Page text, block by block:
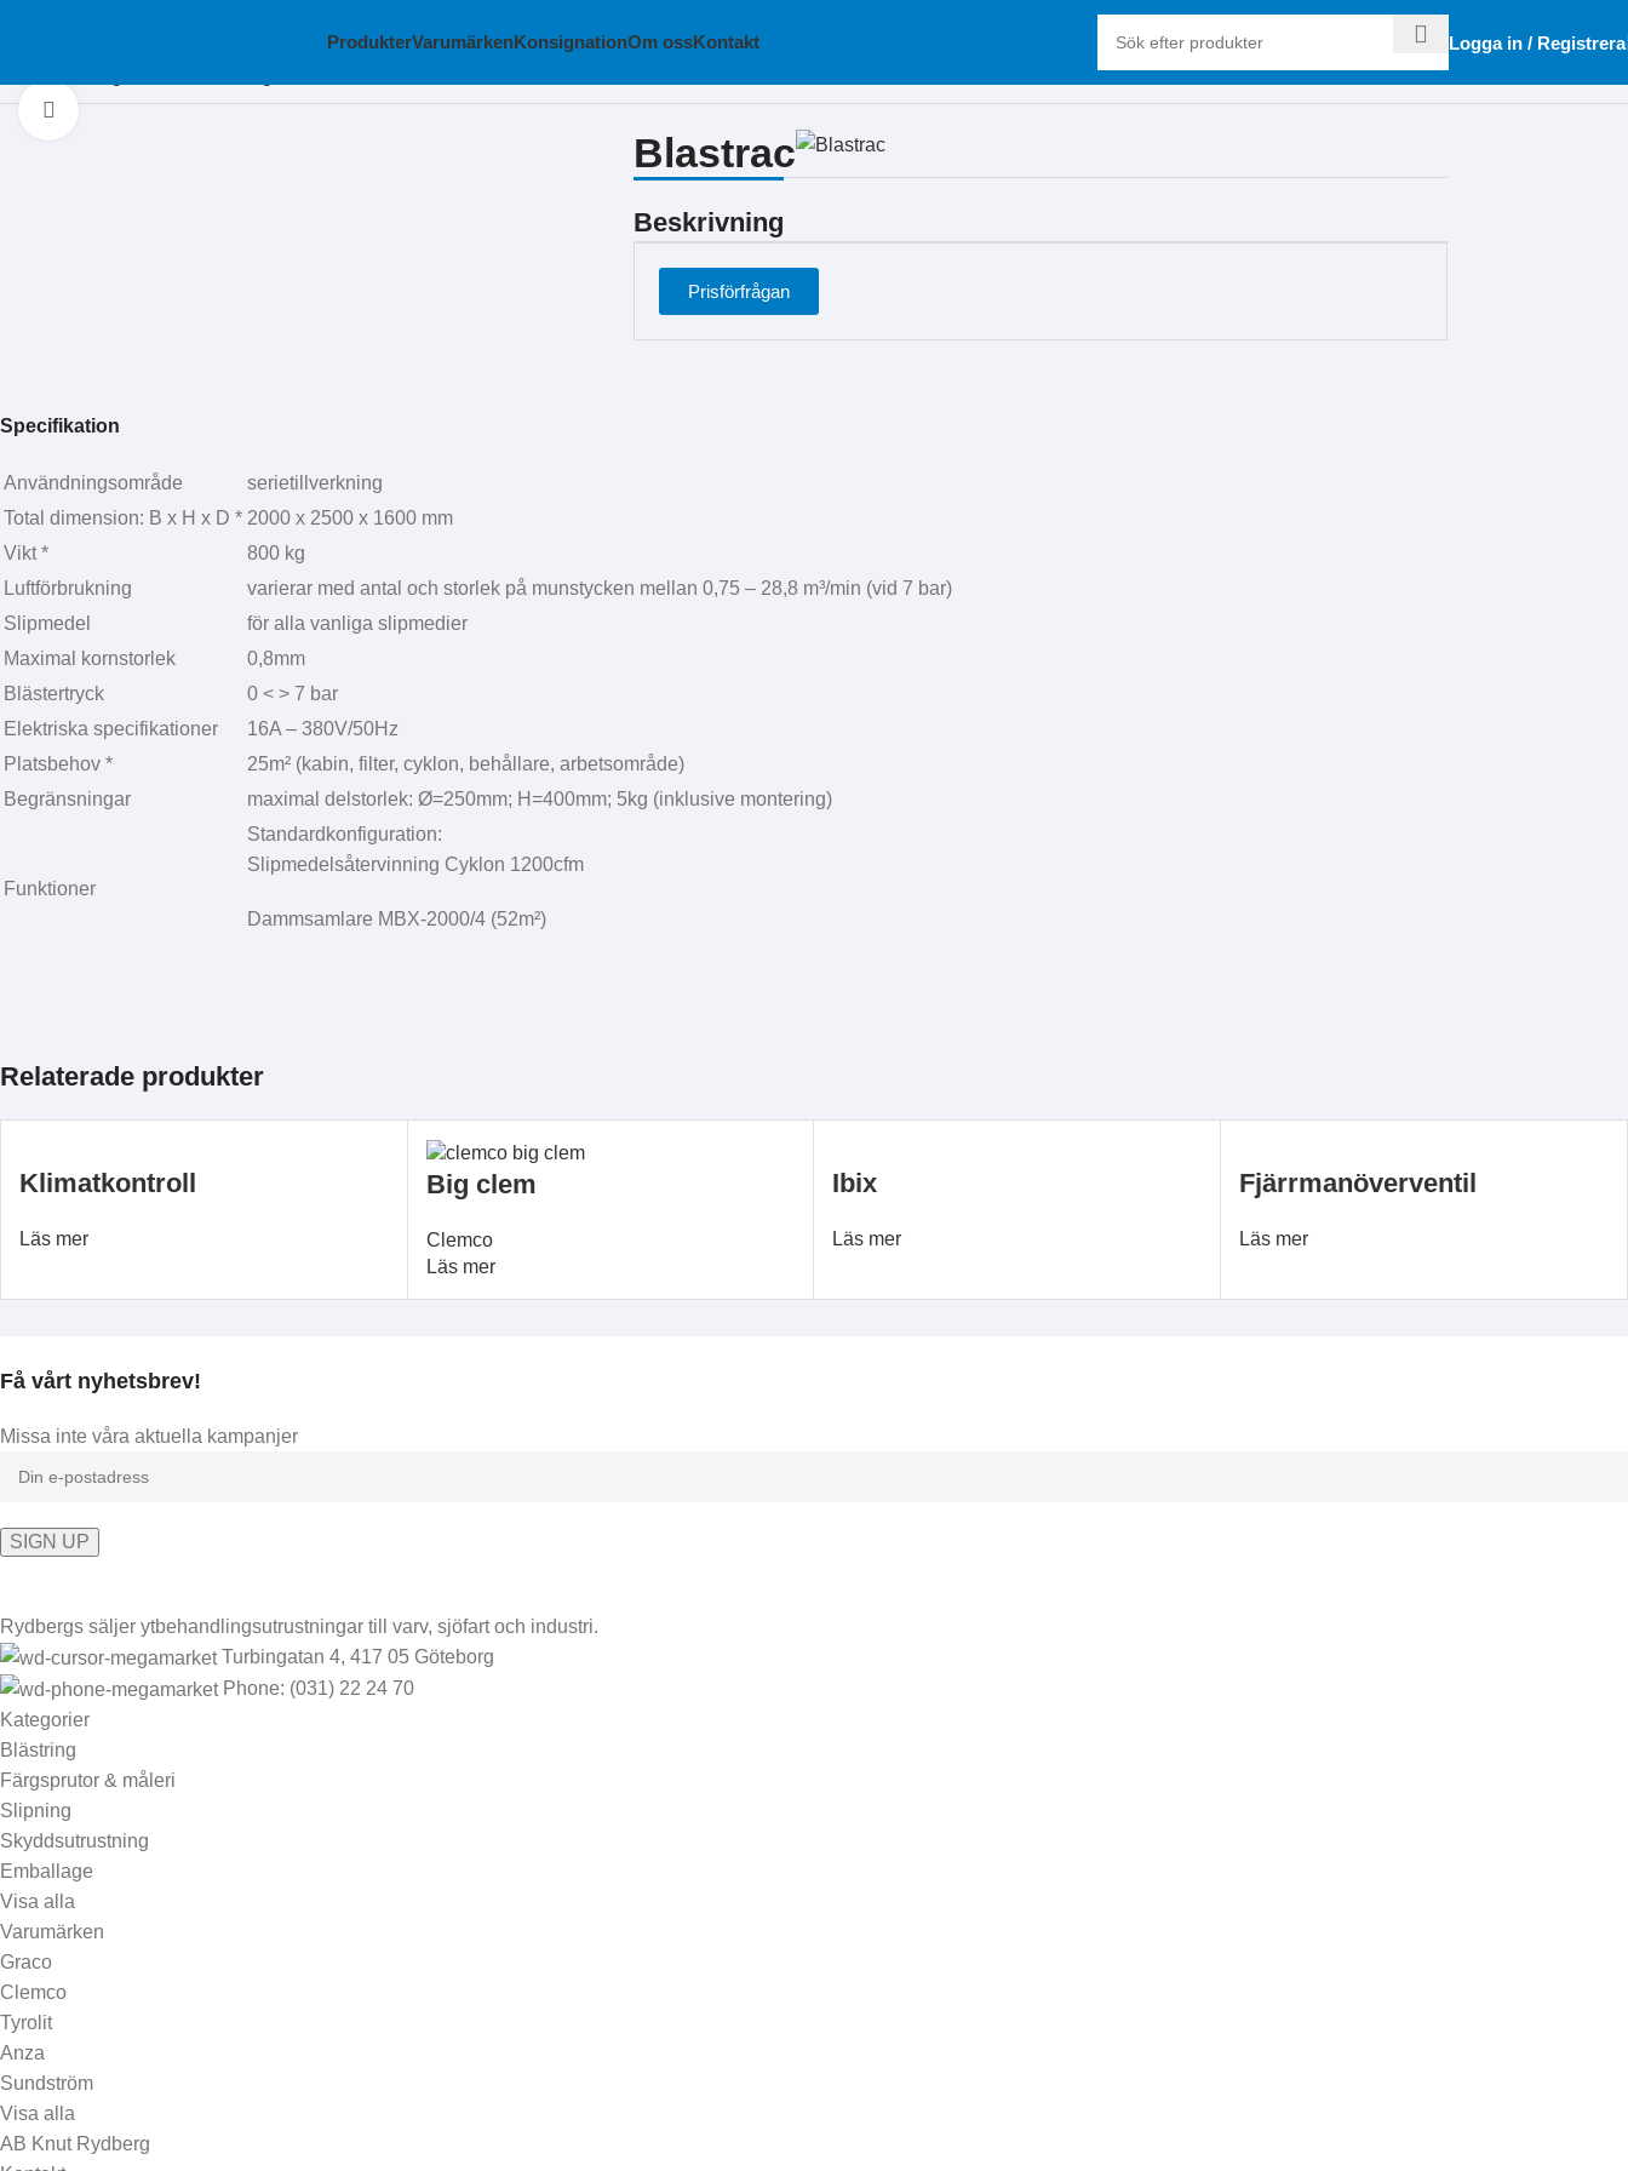
ProdukterVarumärkenKonsignationOm ossKontakt
Logga in / Registrera
Klicka för att förstora
Blastrac
Beskrivning
Prisförfrågan
Specifikation
Användningsområde
serietillverkning
Total dimension: B x H x D * 2000 x 2500 x 1600 mm
Vikt *
800 kg
Luftförbrukning
varierar med antal och storlek på munstycken mellan 0,75 – 28,8 m³/min (vid 7 bar)
Slipmedel
för alla vanliga slipmedier
Maximal kornstorlek
0,8mm
Blästertryck
0 < > 7 bar
Elektriska specifikationer
16A – 380V/50Hz
Platsbehov *
25m² (kabin, filter, cyklon, behållare, arbetsområde)
Begränsningar
maximal delstorlek: Ø=250mm; H=400mm; 5kg (inklusive montering)
Funktioner
Standardkonfiguration:
Slipmedelsåtervinning Cyklon 1200cfm
Dammsamlare MBX-2000/4 (52m²)
Relaterade produkter
Klimatkontroll
Läs mer
Big clem
Clemco
Läs mer
Ibix
Läs mer
Fjärrmanöverventil
Läs mer
Få vårt nyhetsbrev!
Missa inte våra aktuella kampanjer
Rydbergs säljer ytbehandlingsutrustningar till varv, sjöfart och industri.
Turbingatan 4, 417 05 Göteborg
Phone: (031) 22 24 70
Kategorier
Blästring
Färgsprutor & måleri
Slipning
Skyddsutrustning
Emballage
Visa alla
Varumärken
Graco
Clemco
Tyrolit
Anza
Sundström
Visa alla
AB Knut Rydberg